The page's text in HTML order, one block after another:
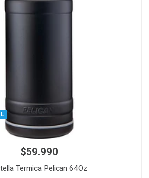
$59.990
Termica Pelican 64Oz